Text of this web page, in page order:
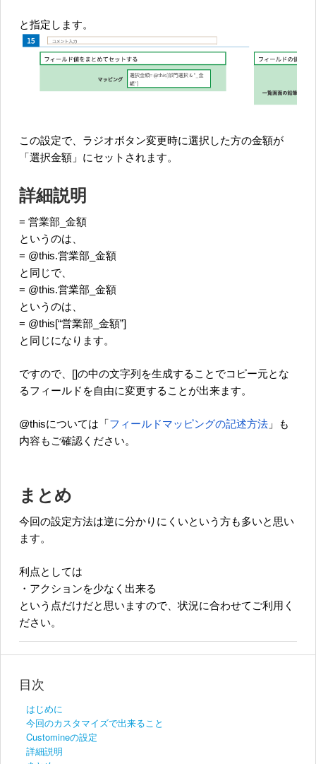
と指定します。
この設定で、ラジオボタン変更時に選択した方の金額が
「選択金額」にセットされます。
詳細説明
= 営業部_金額
というのは、
= @this.営業部_金額
と同じで、
= @this.営業部_金額
というのは、
= @this[“営業部_金額”]
と同じになります。
ですので、[]の中の文字列を生成することでコピー元とな
るフィールドを自由に変更することが出来ます。
@thisについては「 フィールドマッピングの記述方法 」も
内容もご確認ください。
まとめ
今回の設定方法は逆に分かりにくいという方も多いと思い
ます。
利点としては
・アクションを少なく出来る
という点だけだと思いますので、状況に合わせてご利用く
ださい。
目次
はじめに
今回のカスタマイズで出来ること
Customineの設定
詳細説明